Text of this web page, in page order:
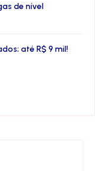
de nível
até R$ 9 mil!